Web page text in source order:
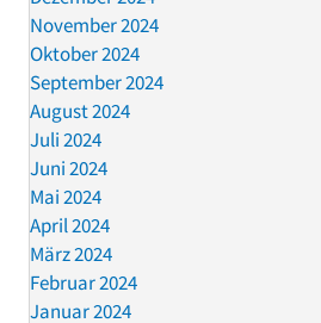
November 2024
Oktober 2024
September 2024
August 2024
Juli 2024
Juni 2024
Mai 2024
April 2024
März 2024
Februar 2024
Januar 2024